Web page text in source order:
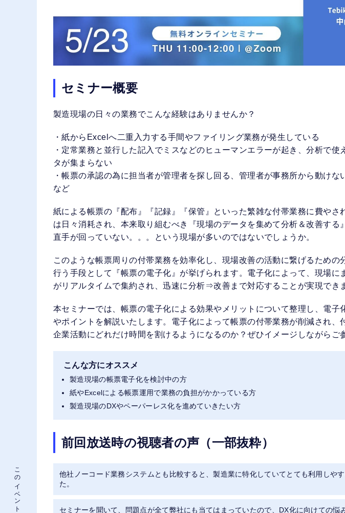
セミナー概要
製造現場の日々の業務でこんな経験はありませんか？
・紙からExcelへ二重入力する手間やファイリング業務が発生している
・定常業務と並行した記入でミスなどのヒューマンエラーが起き、分析で使
タが集まらない
・帳票の承認の為に担当者が管理者を探し回る、管理者が事務所から動けな
など
紙による帳票の『配布』『記録』『保管』といった繁雑な付帯業務に費やさ
は日々消耗され、本来取り組むべき『現場のデータを集めて分析＆改善する
直手が回っていない。。。という現場が多いのではないでしょうか。
このような帳票周りの付帯業務を効率化し、現場改善の活動に繋げるための
行う手段として『帳票の電子化』が挙げられます。電子化によって、現場に
がリアルタイムで集約され、迅速に分析⇒改善まで対応することが実現でき
本セミナーでは、帳票の電子化による効果やメリットについて整理し、電子
やポイントを解説いたします。電子化によって帳票の付帯業務が削減され、
企業活動にどれだけ時間を割けるようになるのか？ぜひイメージしながらご
こんな方にオススメ
製造現場の帳票電子化を検討中の方
紙やExcelによる帳票運用で業務の負担がかかっている方
製造現場のDXやペーパーレス化を進めていきたい方
前回放送時の視聴者の声（一部抜粋）
他社ノーコード業務システムとも比較すると、製造業に特化していてとても利用しや
た。
セミナーを聞いて、問題点が全て弊社にも当てはまっていたので、DX化に向けての悩